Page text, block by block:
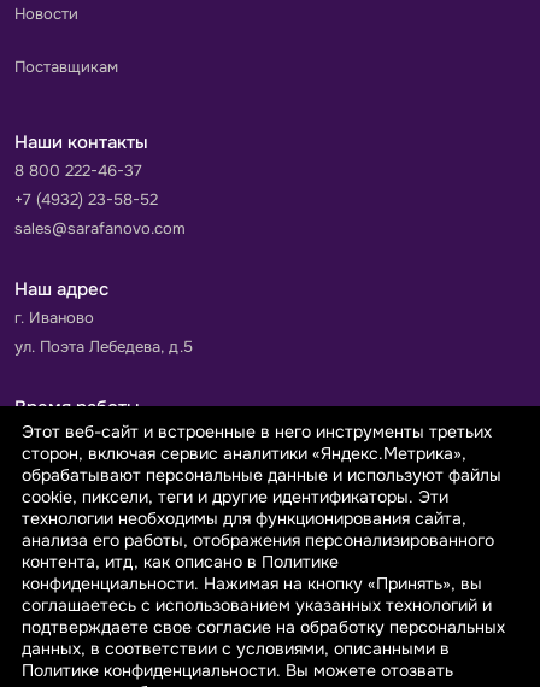
Новости
Поставщикам
Наши контакты
8 800 222-46-37
+7 (4932) 23-58-52
sales@sarafanovo.com
Наш адрес
г. Иваново
ул. Поэта Лебедева, д.5
Время работы
Пн-Пт с 9.00 до 18.00
Сб-Вс: выходной
Принимаем к оплате
© 2026 sarafanovo.com - Интернет-магазин "САРАФАНОВО"
Этот веб-сайт и встроенные в него инструменты третьих
сторон, включая сервис аналитики «Яндекс.Метрика»,
обрабатывают персональные данные и используют файлы
cookie, пиксели, теги и другие идентификаторы. Эти
технологии необходимы для функционирования сайта,
анализа его работы, отображения персонализированного
контента, итд, как описано в Политике
конфиденциальности. Нажимая на кнопку «Принять», вы
соглашаетесь с использованием указанных технологий и
подтверждаете свое согласие на обработку персональных
данных, в соответствии с условиями, описанными в
Политике конфиденциальности. Вы можете отозвать